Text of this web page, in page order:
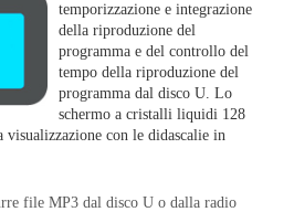
temporizzazione e integrazione
della riproduzione del
programma e del controllo del
tempo della riproduzione del
programma dal disco U. Lo
schermo a cristalli liquidi 128
con le didascalie in
file MP3 dal disco U o dalla radio